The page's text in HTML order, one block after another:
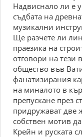
Надвиснало ли е
съдбата на
музикални
Ще разчете ли
праезика на
отговори на тези
общество във
фанатизирания
на миналото в
препускане през
придружават две
собствен мотив
Крейн и руската